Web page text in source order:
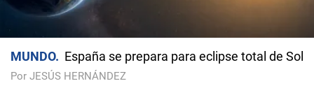
MUNDO España se prepara para eclipse total de Sol
Por JESÚS HERNÁNDEZ